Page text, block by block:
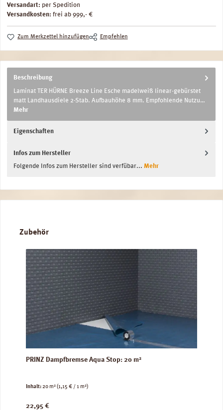
Versandart: per Spedition
Versandkosten: frei ab 999,- €
Zum Merkzettel hinzufügen Empfehlen
Beschreibung
Laminat TER HÜRNE Breeze Line Esche madelweiß linear-gebürstet
matt Landhausdiele 2-Stab. Aufbauhöhe 8 mm. Empfohlende Nutzu…
Mehr
Eigenschaften
Infos zum Hersteller
Folgende Infos zum Hersteller sind verfübar... Mehr
Produktgalerie überspringen
Zubehör
PRINZ Dampfbremse Aqua Stop: 20 m²
Inhalt:20 m²(1,15 € / 1 m²)
Regulärer Preis:
22,95 €